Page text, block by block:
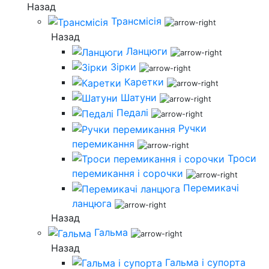
Назад
Трансмісія
Назад
Ланцюги
Зірки
Каретки
Шатуни
Педалі
Ручки
перемикання
Троси
перемикання і сорочки
Перемикачі
ланцюга
Назад
Гальма
Назад
Гальма і супорта